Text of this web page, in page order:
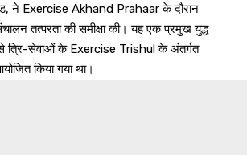
ने Exercise Akhand Prahaar के दौरान
तत्परता की समीक्षा की। यह एक प्रमुख युद्ध
त्रि-सेवाओं के Exercise Trishul के अंतर्गत
किया गया था।